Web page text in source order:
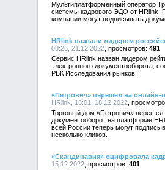
Мультиплатформенный оператор
системы кадрового ЭДО от HRlink.
компании могут подписывать
HRlink назвали лидером
08:26, 21.12.2022
491
Сервис HRlink назван лидером
электронного документооборота,
РБК Исследования рынков.
«Петрович» перешел на
HRlink, 18:01, 18.12.2022
Торговый дом «Петрович»
документооборот на платформе
всей России теперь могут
несколько кликов.
«Скандинавия» оцифровала
15.12.2022
401